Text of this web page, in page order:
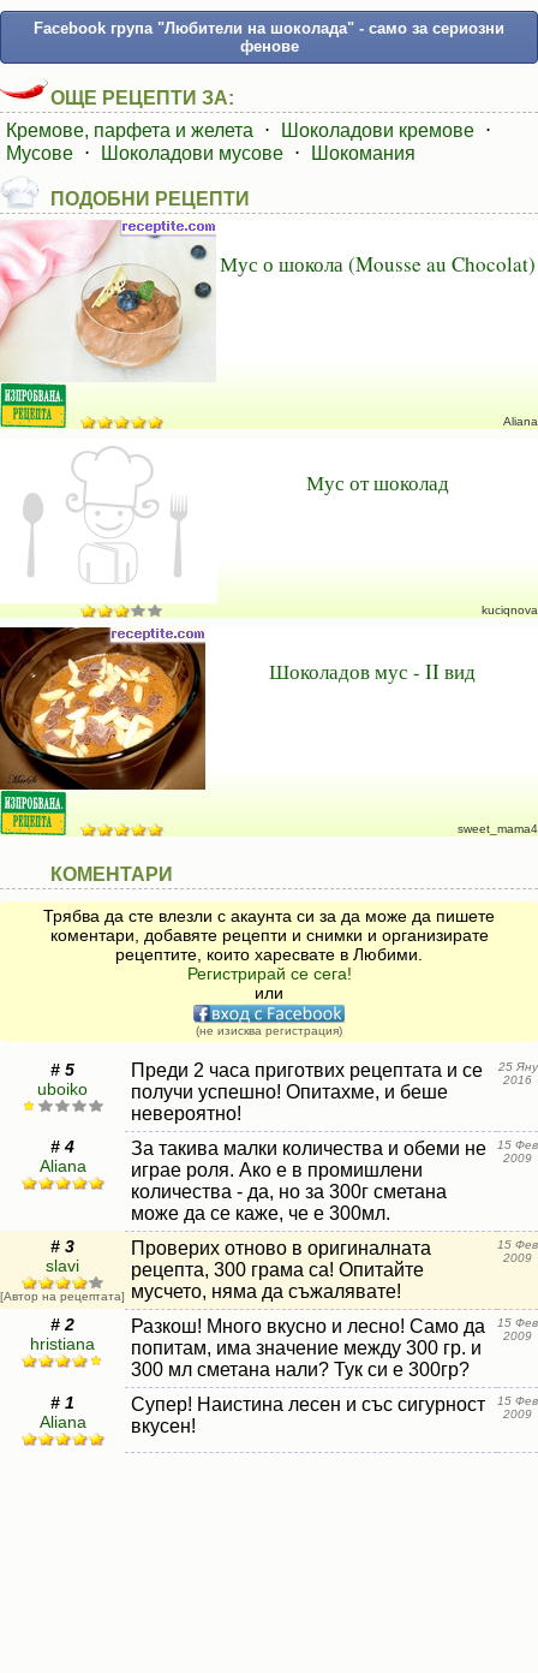
Facebook група "Любители на шоколада" - само за сериозни
фенове
ОЩЕ РЕЦЕПТИ ЗА:
Кремове, парфета и желета
⋅ Шоколадови кремове ⋅
Мусове ⋅ Шоколадови мусове ⋅ Шокомания
ПОДОБНИ РЕЦЕПТИ
Мус о шокола (Mousse au Chocolat)
Aliana
Мус от шоколад
kuciqnova
Шоколадов мус - II вид
sweet_mama4
КОМЕНТАРИ
Трябва да сте влезли с акаунта си за да може да пишете
коментари, добавяте рецепти и снимки и организирате
рецептите, които харесвате в Любими.
Регистрирай се сега!
или
(не изисква регистрация)
# 5
uboiko
Преди 2 часа приготвих рецептата и се
получи успешно! Опитахме, и беше
невероятно!
25 Яну
2016
# 4
Aliana
За такива малки количества и обеми не
играе роля. Ако е в промишлени
количества - да, но за 300г сметана
може да се каже, че е 300мл.
15 Фев
2009
# 3
slavi
[Автор на рецептата]
Проверих отново в оригиналната
рецепта, 300 грама са! Опитайте
мусчето, няма да съжалявате!
15 Фев
2009
# 2
hristiana
Разкош! Много вкусно и лесно! Само да
попитам, има значение между 300 гр. и
300 мл сметана нали? Тук си е 300гр?
15 Фев
2009
# 1
Aliana
Супер! Наистина лесен и със сигурност
вкусен!
15 Фев
2009